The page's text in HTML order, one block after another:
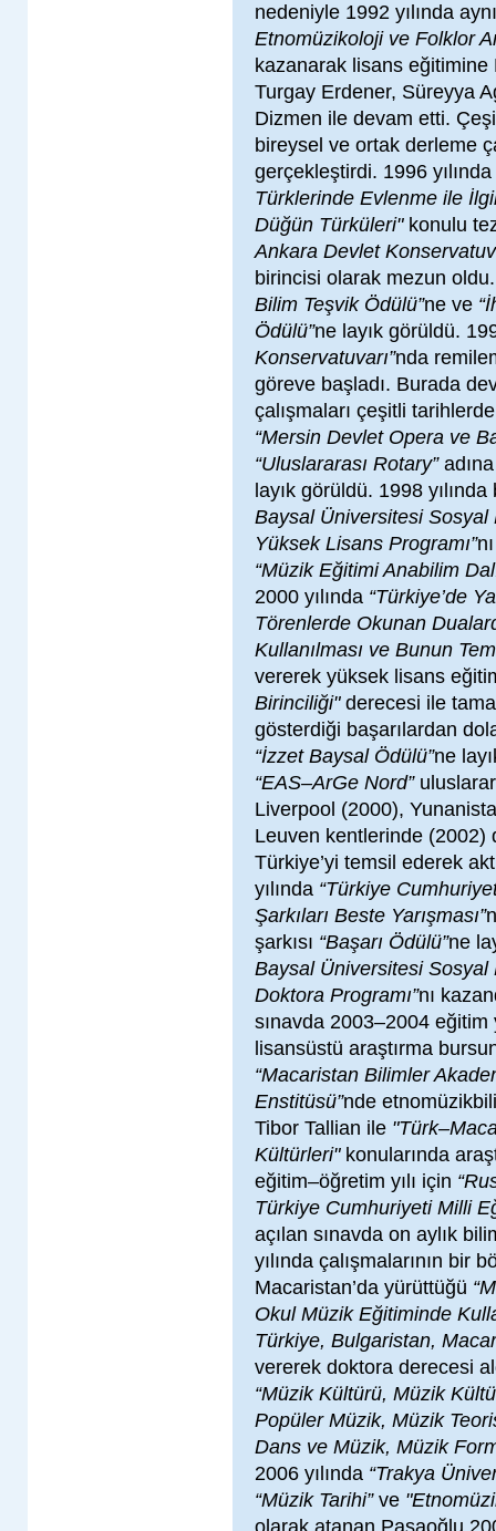
nedeniyle 1992 yılında
Etnomüzikoloji ve Folklor
kazanarak lisans
Turgay Erdener, Süreyya
Dizmen ile devam etti.
bireysel ve ortak derleme
gerçekleştirdi. 1996 yılında
Türklerinde Evlenme ile
Düğün Türküleri"konulu
Ankara Devlet
birincisi olarak mezun oldu.
Bilim Teşvik Ödülü”ne ve
Ödülü”ne layık görüldü.
Konservatuvarı”nda
göreve başladı. Burada
çalışmaları çeşitli
“Mersin Devlet Opera ve
“Uluslararası Rotary”adına
layık görüldü. 1998
Baysal Üniversitesi
Yüksek Lisans Programı”
“Müzik Eğitimi Anabilim
2000 yılında “Türkiye’de
Törenlerde Okunan
Kullanılması ve Bunun
vererek yüksek lisans
Birinciliği" derecesi ile
gösterdiği başarılardan
“İzzet Baysal Ödülü”ne
“EAS–ArGe Nord”
Liverpool (2000),
Leuven kentlerinde (2002)
Türkiye’yi temsil ederek
yılında “Türkiye
Şarkıları Beste Yarışması”
şarkısı “Başarı Ödülü”ne
Baysal Üniversitesi
Doktora Programı”nı
sınavda 2003–2004 eğitim
lisansüstü araştırma
“Macaristan Bilimler
Enstitüsü”nde
Tibor Tallian ile
Kültürleri"konularında
eğitim–öğretim yılı için
Türkiye Cumhuriyeti Milli
açılan sınavda on aylık
yılında çalışmalarının bir
Macaristan’da yürüttüğü
Okul Müzik Eğitiminde
Türkiye, Bulgaristan,
vererek doktora derecesi
“Müzik Kültürü, Müzik
Popüler Müzik, Müzik
Dans ve Müzik, Müzik
2006 yılında “Trakya
“Müzik Tarihi”ve
olarak atanan Paşaoğlu